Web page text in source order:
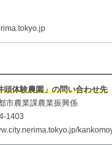
頭体験農園」の問い合わせ先
市農業課農業振興係
1403